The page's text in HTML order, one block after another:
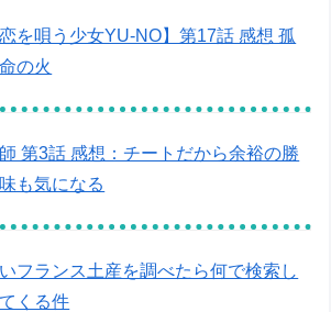
を唄う少女YU-NO】第17話 感想 孤
の火
第3話 感想：チートだから余裕の勝
も気になる
フランス土産を調べたら何で検索し
くる件